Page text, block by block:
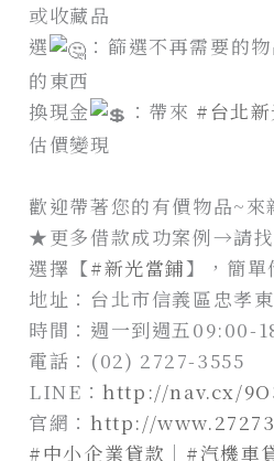
或收藏品
選
：篩選不再需要的
的東西
換現金
：帶來 #台北
估價變現
歡迎帶著您的有價物品~來
★更多借款成功案例→請找
選擇【#新光當鋪】，簡單
地址：台北市信義區忠孝
時間：週一到週五09:00-
電話：(02) 2727-3555
LINE：http://nav.cx/
官網： http://
#中小企業貸款 ｜ #汽機車